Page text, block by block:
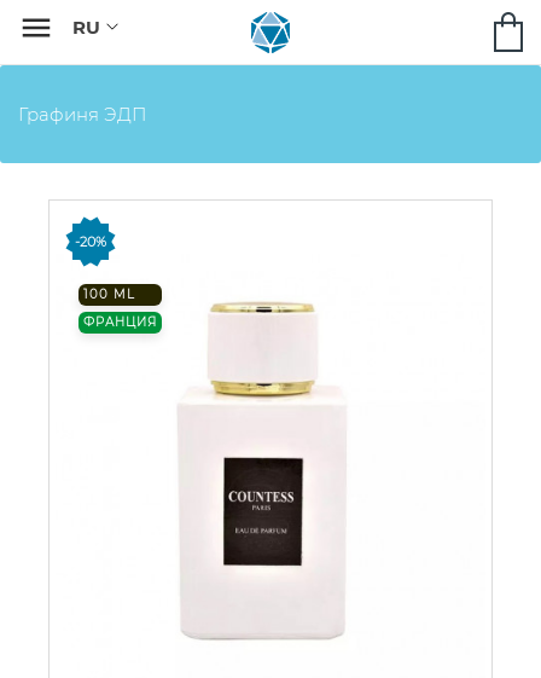

Графиня ЭДП
-20%
100 ML
ФРАНЦИЯ